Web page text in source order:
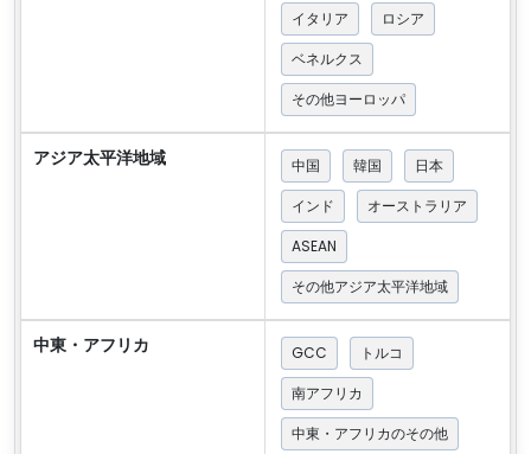
イタリア
ロシア
ベネルクス
その他ヨーロッパ
アジア太平洋地域 中国 韓国
日本
インド
オーストラリア
ASEAN
その他アジア太平洋地域
中東・アフリカ GCC
トルコ
南アフリカ
中東・アフリカのその他